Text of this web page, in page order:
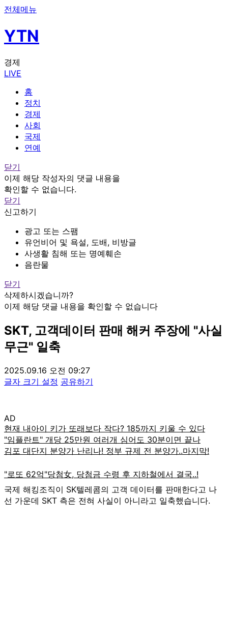
전체메뉴
YTN
경제
LIVE
홈
정치
경제
사회
국제
연예
닫기
이제 해당 작성자의 댓글 내용을
확인할 수 없습니다.
닫기
신고하기
광고 또는 스팸
유언비어 및 욕설, 도배, 비방글
사생활 침해 또는 명예훼손
음란물
닫기
삭제하시겠습니까?
이제 해당 댓글 내용을 확인할 수 없습니다
SKT, 고객데이터 판매 해커 주장에 "사실
무근" 일축
2025.09.16 오전 09:27
글자 크기 설정 공유하기
AD
국제 해킹조직이 SK텔레콤의 고객 데이터를 판매한다고 나
선 가운데 SKT 측은 전혀 사실이 아니라고 일축했습니다.